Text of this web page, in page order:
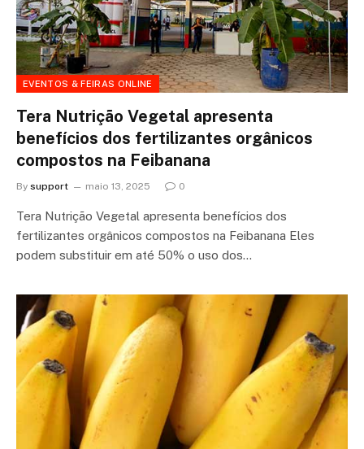
EVENTOS & FEIRAS ONLINE
Tera Nutrição Vegetal apresenta
benefícios dos fertilizantes orgânicos
compostos na Feibanana
By support maio 13, 2025 0
Tera Nutrição Vegetal apresenta benefícios dos
fertilizantes orgânicos compostos na Feibanana Eles
podem substituir em até 50% o uso dos…